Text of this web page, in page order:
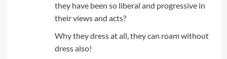
they have been so liberal and progressive in
their views and acts?
Why they dress at all, they can roam without
dress also!